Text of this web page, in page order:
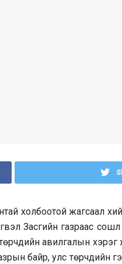
холбоотой жагсаал
Засгийн газраас
авилгалын хэрэг
байр, улс төрчдийн